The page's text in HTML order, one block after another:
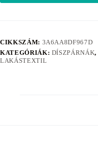
CIKKSZÁM: 3A6AA8DF967D
KATEGÓRIÁK: DÍSZPÁRNÁK,
LAKÁSTEXTIL